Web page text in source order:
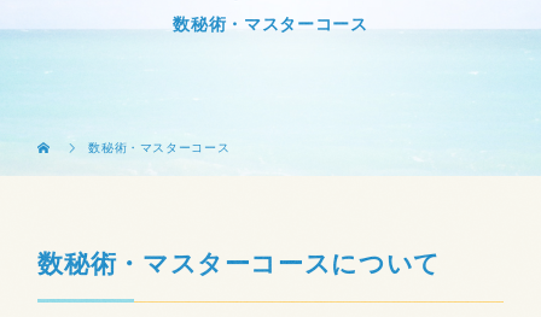
数秘術・マスターコース
数秘術・マスターコース
数秘術・マスターコースについて